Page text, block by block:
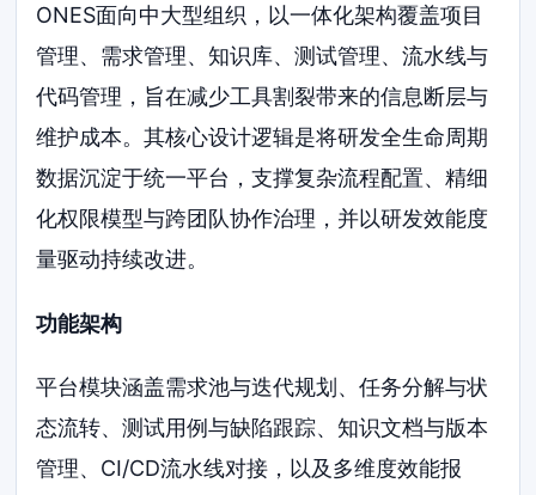
ONES面向中大型组织，以一体化架构覆盖项目
管理、需求管理、知识库、测试管理、流水线与
代码管理，旨在减少工具割裂带来的信息断层与
维护成本。其核心设计逻辑是将研发全生命周期
数据沉淀于统一平台，支撑复杂流程配置、精细
化权限模型与跨团队协作治理，并以研发效能度
量驱动持续改进。
功能架构
平台模块涵盖需求池与迭代规划、任务分解与状
态流转、测试用例与缺陷跟踪、知识文档与版本
管理、CI/CD流水线对接，以及多维度效能报